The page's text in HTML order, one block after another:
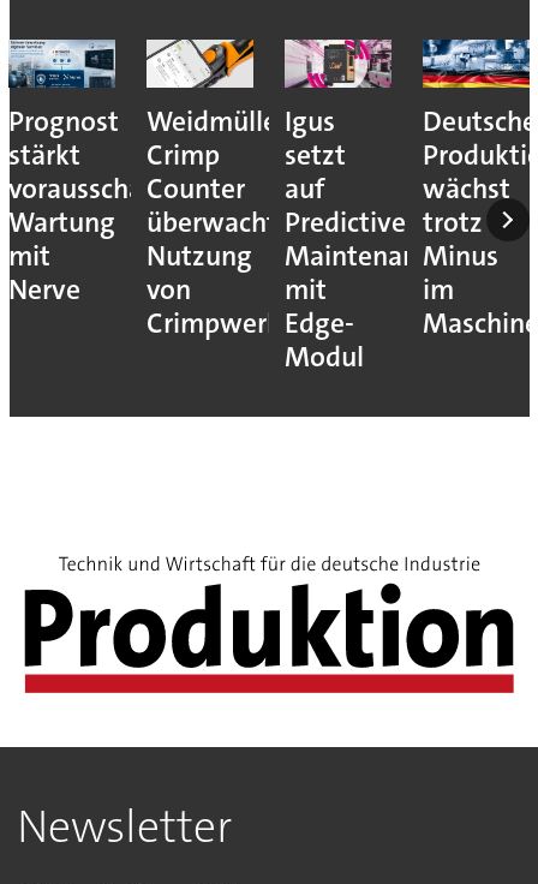
Prognost
stärkt
vorausschauende
Wartung
mit
Nerve
Weidmüller:
Crimp
Counter
überwacht
Nutzung
von
Crimpwerkzeugen
Igus
setzt
auf
Predictive
Maintenance
mit
Edge-
Modul
Deutsche
wächst
trotz
Minus
im
Newsletter